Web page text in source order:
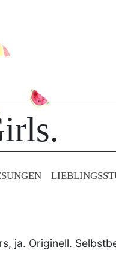
ja. Originell.